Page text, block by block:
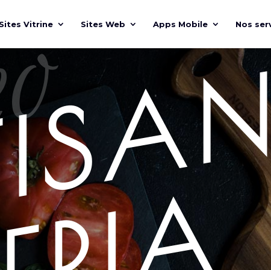
Sites Vitrine Sites Web Apps Mobile Nos